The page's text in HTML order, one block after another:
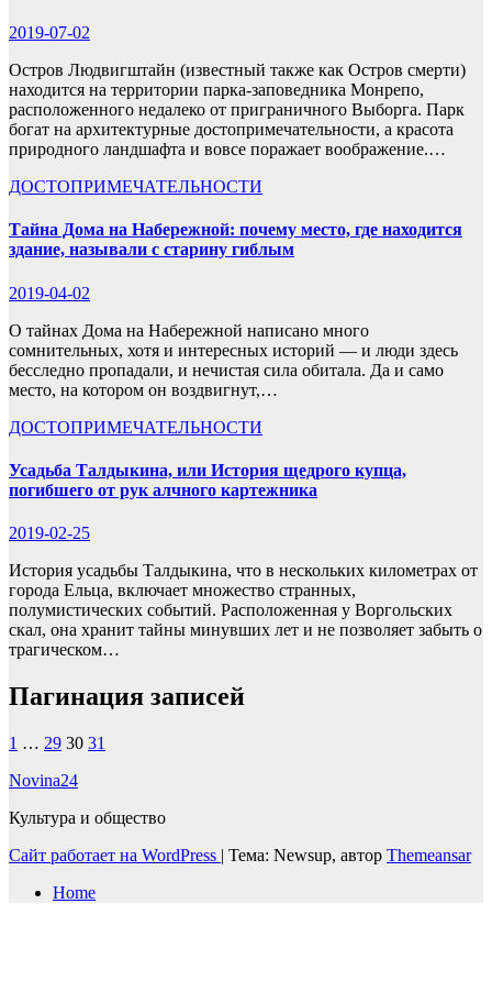
2019-07-02
Остров Людвигштайн (известный также как Остров смерти)
находится на территории парка-заповедника Монрепо,
расположенного недалеко от приграничного Выборга. Парк
богат на архитектурные достопримечательности, а красота
природного ландшафта и вовсе поражает воображение.…
ДОСТОПРИМЕЧАТЕЛЬНОСТИ
Тайна Дома на Набережной: почему место, где находится
здание, называли с старину гиблым
2019-04-02
О тайнах Дома на Набережной написано много
сомнительных, хотя и интересных историй — и люди здесь
бесследно пропадали, и нечистая сила обитала. Да и само
место, на котором он воздвигнут,…
ДОСТОПРИМЕЧАТЕЛЬНОСТИ
Усадьба Талдыкина, или История щедрого купца,
погибшего от рук алчного картежника
2019-02-25
История усадьбы Талдыкина, что в нескольких километрах от
города Ельца, включает множество странных,
полумистических событий. Расположенная у Воргольских
скал, она хранит тайны минувших лет и не позволяет забыть о
трагическом…
Пагинация записей
1 … 29 30 31
Novina24
Культура и общество
Сайт работает на WordPress | Тема: Newsup, автор Themeansar
Home